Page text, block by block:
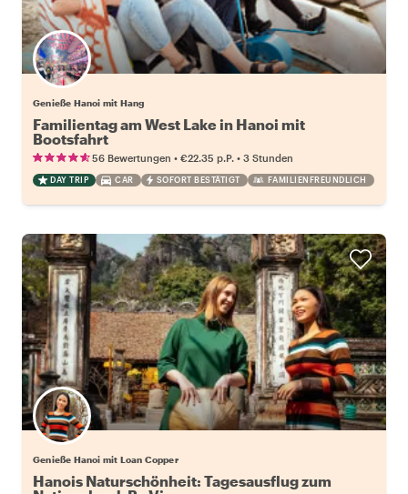
Genieße Hanoi mit Hang
Familientag am West Lake in Hanoi mit
Bootsfahrt
56 Bewertungen • €22.35 p.P. • 3 Stunden
DAY TRIP CAR SOFORT BESTÄTIGT FAMILIENFREUNDLICH
Genieße Hanoi mit Loan Copper
Hanois Naturschönheit: Tagesausflug zum